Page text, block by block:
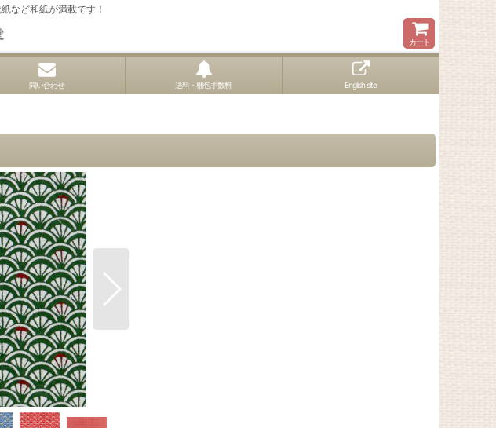
など和紙が満載です！
カート
問い合わせ 送料・梱包手数料 English site